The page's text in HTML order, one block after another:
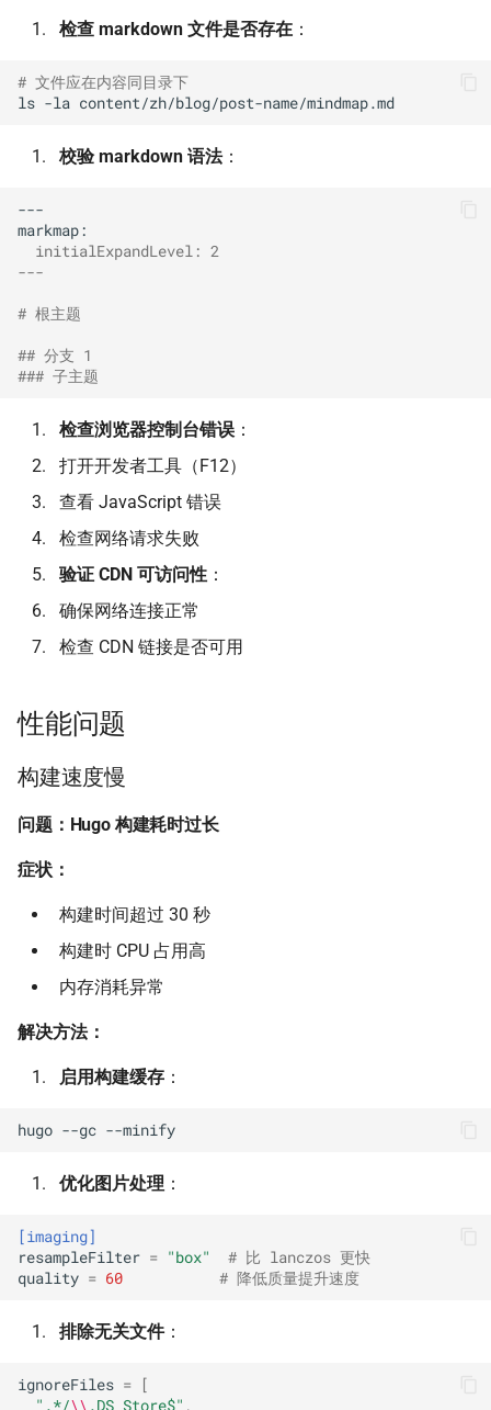
检查 markdown 文件是否存在 ：
# 文件应在内容同目录下
ls -la
校验 markdown 语法：
---
  initialExpandLevel: 2
---
# 根主题
## 分支 1
### 子主题
检查浏览器控制台错误 ：
打开开发者工具（F12）
查看 JavaScript 错误
检查网络请求失败
验证 CDN 可访问性 ：
确保网络连接正常
检查 CDN 链接是否可用
性能问题
构建速度慢
问题：Hugo 构建耗时过长
症状：
构建时间超过 30 秒
构建时 CPU 占用高
内存消耗异常
解决方法：
启用构建缓存 ：
hugo --gc
优化图片处理 ：
[imaging]
resampleFilter = "box"
# 比 lanczos 更快
quality = 60 # 降低质量提升速度
排除无关文件：
ignoreFiles =
[
".*/\\ .DS_Store$" ,